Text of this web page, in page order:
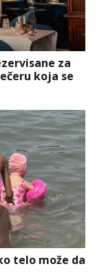
za
koja se
telo može da